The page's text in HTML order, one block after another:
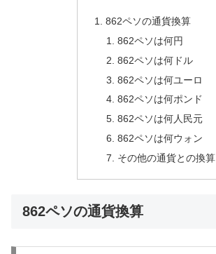
862ペソの通貨換算
862ペソは何円
862ペソは何ドル
862ペソは何ユーロ
862ペソは何ポンド
862ペソは何人民元
862ペソは何ウォン
その他の通貨との換算
862ペソの通貨換算